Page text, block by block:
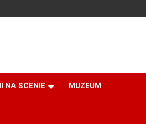
NA SCENIE MUZEUM